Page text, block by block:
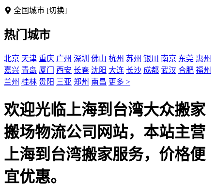
全国城市 [切换]
热门城市
北京 天津 重庆 广州 深圳 佛山 杭州 苏州 银川 南京 东莞 惠州
嘉兴 青岛 厦门 西安 长春 沈阳 大连 长沙 成都 武汉 合肥 福州
兰州 桂林 贵阳 三亚 郑州 南昌 更多 >
欢迎光临上海到台湾大众搬家
搬场物流公司网站，本站主营
上海到台湾搬家服务，价格便
宜优惠。